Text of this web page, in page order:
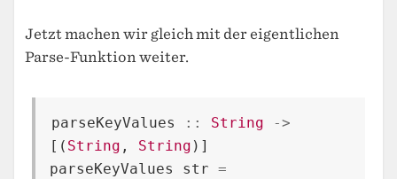
Jetzt machen wir gleich mit der eigentlichen
Parse-Funktion weiter.
parseKeyValues :: String
->
[( String , String )]
parseKeyValues
str =